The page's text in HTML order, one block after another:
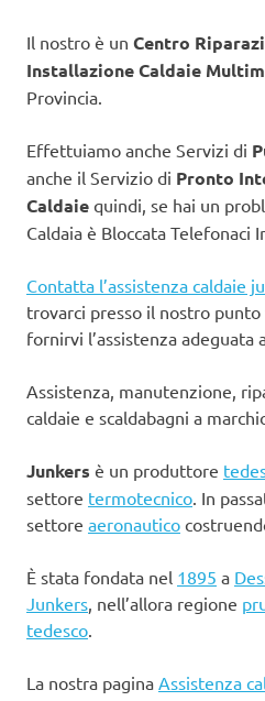
Il nostro è un Centro
Installazione Caldaie
Provincia.
Effettuiamo anche Servizi di
anche il Servizio di Pronto
Caldaie quindi, se hai un
Caldaia è Bloccata Telefonaci
Contatta l’assistenza caldaie
trovarci presso il nostro
fornirvi l’assistenza adeguata
Assistenza, manutenzione,
caldaie e scaldabagni a
Junkers è un produttore
settore termotecnico . In
settore aeronautico
È stata fondata nel 1895 a
Junkers , nell’allora regione
tedesco
La nostra pagina Assistenza